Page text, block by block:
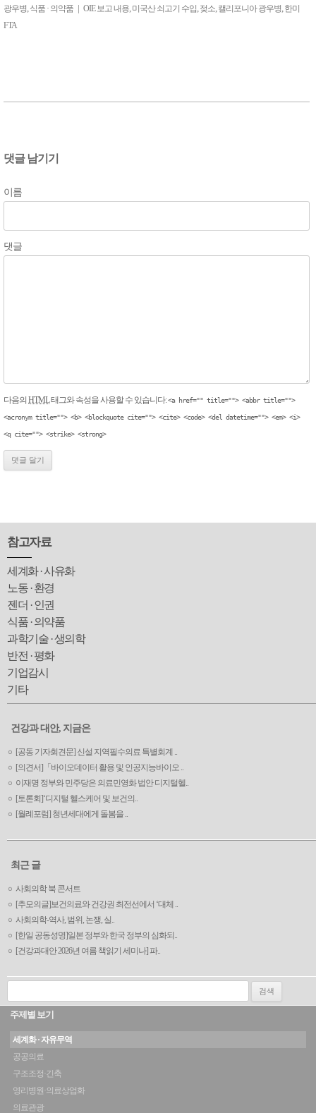
광우병,식품 · 의약품 | OIE 보고 내용,미국산 쇠고기 수입,젖소,캘리포니아 광우병,한미
FTA
댓글 남기기
이름
댓글
다음의 HTML태그와 속성을 사용할 수 있습니다:<a href="" title=""> <abbr title="">
<acronym title=""> <b> <blockquote cite=""> <cite> <code> <del datetime=""> <em> <i>
<q cite=""> <strike> <strong>
참고자료
세계화 · 사유화
노동 · 환경
젠더 · 인권
식품 · 의약품
과학기술 · 생의학
반전 · 평화
기업감시
기타
건강과 대안, 지금은
[공동 기자회견문] 신설 지역필수의료 특별회계 ..
[의견서]「바이오데이터 활용 및 인공지능바이오 ..
이재명 정부와 민주당은 의료민영화 법안 디지털헬..
[토론회]‘디지털 헬스케어 및 보건의..
[월례포럼] 청년세대에게 돌봄을 ..
최근 글
사회의학 북 콘서트
[추모의글]보건의료와 건강권 최전선에서 ‘대체 ..
사회의학-역사, 범위, 논쟁, 실..
[한일 공동성명]일본 정부와 한국 정부의 심화되..
[건강과대안 2026년 여름 책읽기 세미나] 파..
검색:
주제별 보기
세계화 · 자유무역
공공의료
구조조정·긴축
영리병원·의료상업화
의료관광